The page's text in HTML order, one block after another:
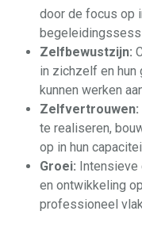
door de focus op
Zelfbewustzijn:
in zichzelf en
kunnen werken
Zelfvertrouwen:
te realiseren,
op in hun
Groei: Intensieve
en ontwikkeling
professioneel